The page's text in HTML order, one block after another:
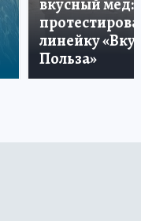
вкусный мёд:
линейку «Вкус
Польза»